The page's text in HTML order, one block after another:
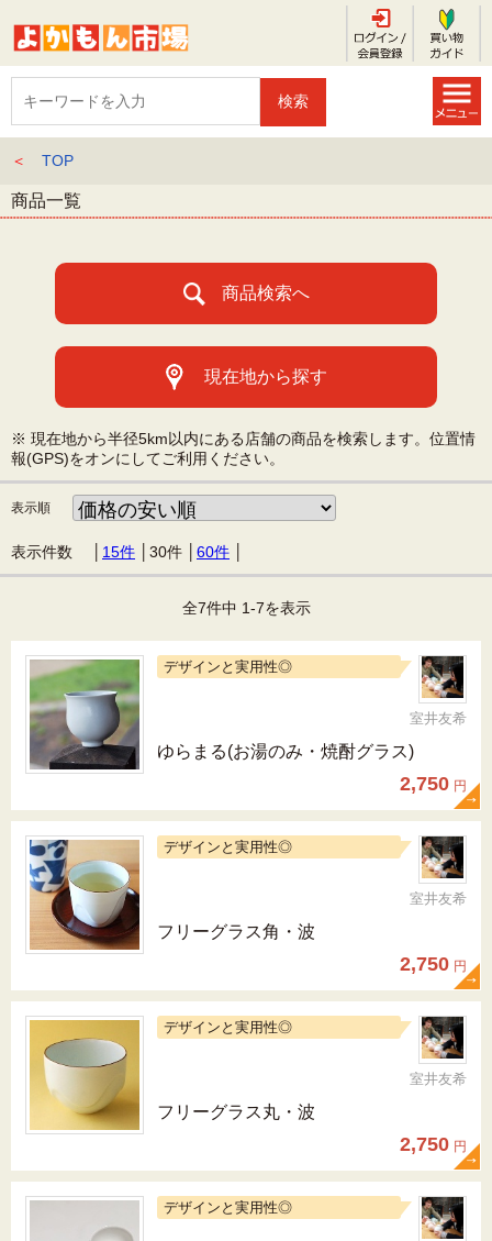
＜ TOP
商品一覧
商品検索へ
現在地から探す
※ 現在地から半径5km以内にある店舗の商品を検索します。位置情
報(GPS)をオンにしてご利用ください。
表示順
表示件数 │ 15件 30件 60件
全7件中 1-7を表示
デザインと実用性◎
室井友希
ゆらまる(お湯のみ・焼酎グラス)
2,750 円
デザインと実用性◎
室井友希
フリーグラス角・波
2,750 円
デザインと実用性◎
室井友希
フリーグラス丸・波
2,750 円
デザインと実用性◎